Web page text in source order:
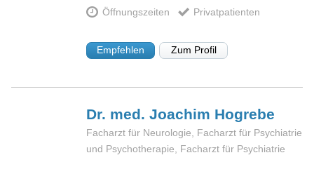
Öffnungszeiten Privatpatienten
Empfehlen Zum Profil
Dr. med. Joachim Hogrebe
Facharzt für Neurologie, Facharzt für Psychiatrie
und Psychotherapie, Facharzt für Psychiatrie